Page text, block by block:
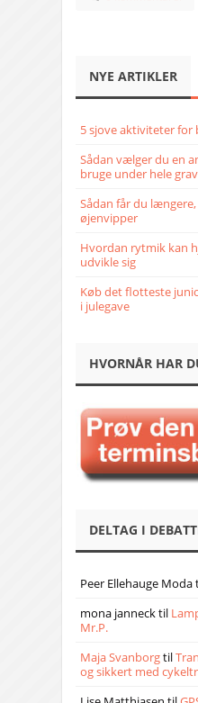
NYE ARTIKLER
5 sjove aktiviteter for
Sådan vælger du en
bruge under hele
Sådan får du
øjenvipper
Hvordan rytmik kan
udvikle sig
Køb det flotteste
i julegave
HVORNÅR HAR
DELTAG I
Peer Ellehauge Moda
mona jannecktil
Mr.P.
Maja Svanborgtil
og sikkert med